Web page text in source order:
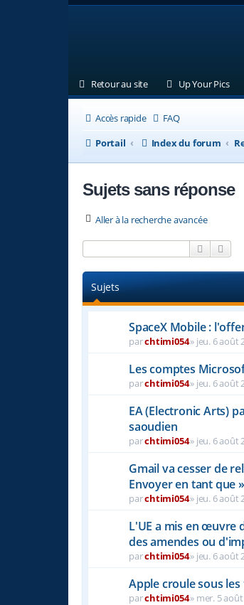
Retour au site(Ouvre un nouvel
Up Your Pics
Accès rapide FAQ
Portail
Index du forum
Sujets sans réponse
Aller à la recherche avancée
Sujets
SpaceX Mobile :
parchtimi054» jeu. 6 août
Les comptes
parchtimi054» jeu. 6 août
EA (Electronic Arts)
saoudien
parchtimi054» jeu. 6 août
Gmail va cesser de
Envoyer en tant que »
parchtimi054» jeu. 6 août
L'UE a mis en œuvre
des amendes ou
parchtimi054» jeu. 6 août
Apple croule sous les
parchtimi054» mer. 5